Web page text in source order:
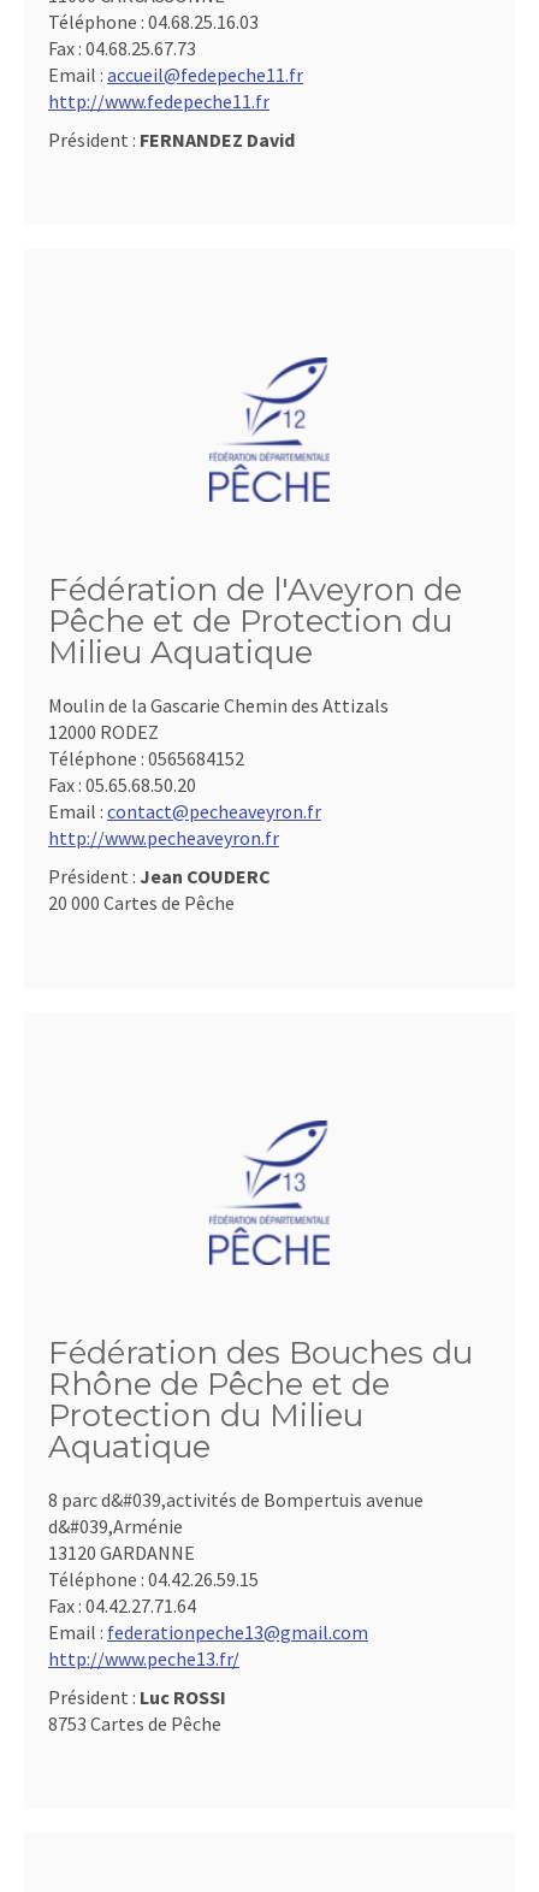
Téléphone : 04.68.25.16.03
Fax : 04.68.25.67.73
Email : accueil@fedepeche11.fr
http://www.fedepeche11.fr
Président : FERNANDEZ David
Fédération de l'Aveyron de
Pêche et de Protection du
Milieu Aquatique
Moulin de la Gascarie Chemin des Attizals
12000 RODEZ
Téléphone : 0565684152
Fax : 05.65.68.50.20
Email : contact@pecheaveyron.fr
http://www.pecheaveyron.fr
Président : Jean COUDERC
20 000 Cartes de Pêche
Fédération des Bouches du
Rhône de Pêche et de
Protection du Milieu
Aquatique
8 parc d&#039,activités de Bompertuis avenue
d&#039,Arménie
13120 GARDANNE
Téléphone : 04.42.26.59.15
Fax : 04.42.27.71.64
Email : federationpeche13@gmail.com
http://www.peche13.fr/
Président : Luc ROSSI
8753 Cartes de Pêche